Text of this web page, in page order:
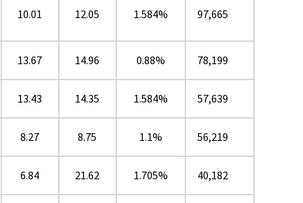
10.01 12.05 1.584% 97,665
13.67 14.96 0.88% 78,199
13.43 14.35 1.584% 57,639
8.27 8.75 1.1% 56,219
6.84 21.62 1.705% 40,182